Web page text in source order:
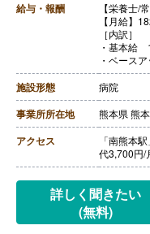
給与・報酬
【栄養士/
【月給】
［内訳］
・基本給
・ベース
［その他手
・住宅手
・早出手
・資格手
【賞与】
【昇給】あ
【退職金】
【調理師
［内訳］
・基本給
・ベース
［その他手
施設形態 病院
事業所所在地 熊本県 熊
アクセス
「南熊本
代3,700円/
詳しく聞きたい
(無料)